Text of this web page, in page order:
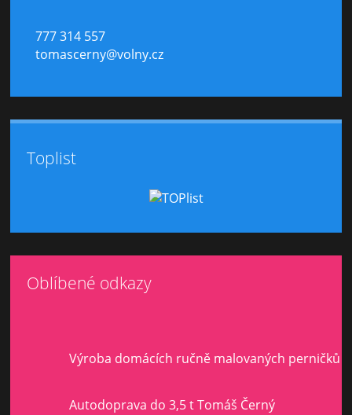
777 314 557
tomascerny@volny.cz
Toplist
Oblíbené odkazy
Výroba domácích ručně malovaných perničků
Autodoprava do 3,5 t Tomáš Černý